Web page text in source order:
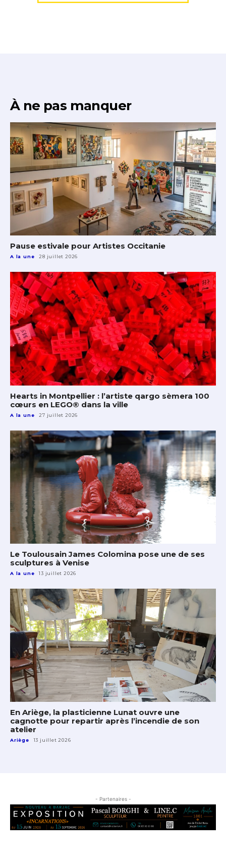
À ne pas manquer
Pause estivale pour Artistes Occitanie
A la une 28 juillet 2026
Hearts in Montpellier : l’artiste qargo sèmera 100
cœurs en LEGO® dans la ville
A la une 27 juillet 2026
Le Toulousain James Colomina pose une de ses
sculptures à Venise
A la une 13 juillet 2026
En Ariège, la plasticienne Lunat ouvre une
cagnotte pour repartir après l’incendie de son
atelier
Ariège 13 juillet 2026
- Partenaires -